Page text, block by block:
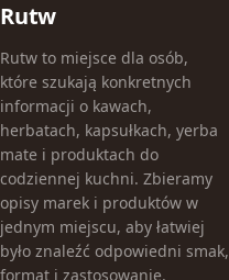
Rutw
Rutw to miejsce dla osób,
które szukają konkretnych
informacji o kawach,
herbatach, kapsułkach, yerba
mate i produktach do
codziennej kuchni. Zbieramy
opisy marek i produktów w
jednym miejscu, aby łatwiej
było znaleźć odpowiedni smak,
format i zastosowanie.